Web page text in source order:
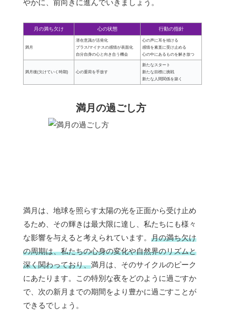
やかに、前向きに進んでいきましょう。
月の満ち欠け 心の状態 行動の指針
満月
潜在意識が活発化
プラス/マイナスの感情が表面化
自分自身の心と向き合う機会
心の声に耳を傾ける
感情を素直に受け止める
心の中にあるものを解き放つ
満月後(欠けていく時期) 心の重荷を手放す
新たなスタート
新たな目標に挑戦
新たな人間関係を築く
満月の過ごし方
満月は、地球を照らす太陽の光を正面から受け止め
るため、その輝きは最大限に達し、私たちにも様々
な影響を与えると考えられています。 月の満ち欠け
の周期は、私たちの心身の変化や自然界のリズムと
深く関わっており、満月は、そのサイクルのピーク
にあたります。この特別な夜をどのように過ごすか
で、次の新月までの期間をより豊かに過ごすことが
できるでしょう。